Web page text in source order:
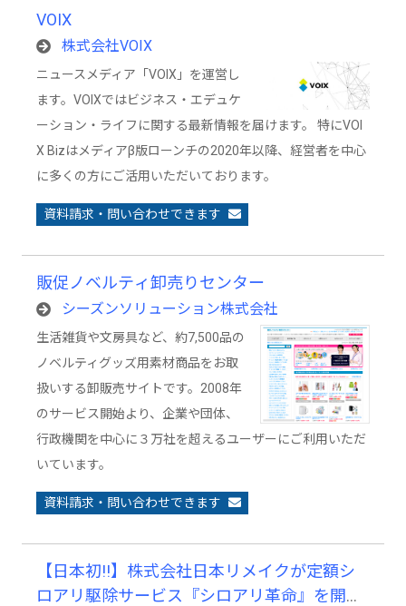
VOIX
株式会社VOIX
ニュースメディア「VOIX」を運営し
ます。VOIXではビジネス・エデュケ
ーション・ライフに関する最新情報を届けます。 特にVOI
X Bizはメディアβ版ローンチの2020年以降、経営者を中心
に多くの方にご活用いただいております。
資料請求・問い合わせできます
販促ノベルティ卸売りセンター
シーズンソリューション株式会社
生活雑貨や文房具など、約7,500品の
ノベルティグッズ用素材商品をお取
扱いする卸販売サイトです。2008年
のサービス開始より、企業や団体、
行政機関を中心に３万社を超えるユーザーにご利用いただ
いています。
資料請求・問い合わせできます
【日本初!!】株式会社日本リメイクが定額シ
ロアリ駆除サービス『シロアリ革命』を開